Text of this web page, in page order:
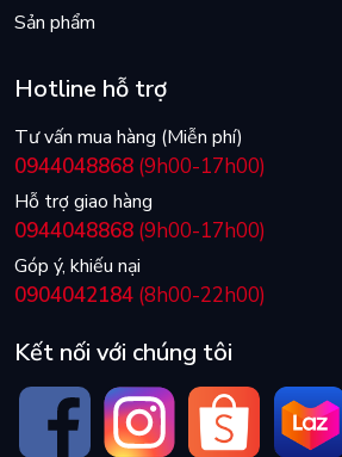
Sản phẩm
Hotline hỗ trợ
Tư vấn mua hàng (Miễn phí)
0944048868 (9h00-17h00)
Hỗ trợ giao hàng
0944048868 (9h00-17h00)
Góp ý, khiếu nại
0904042184 (8h00-22h00)
Kết nối với chúng tôi